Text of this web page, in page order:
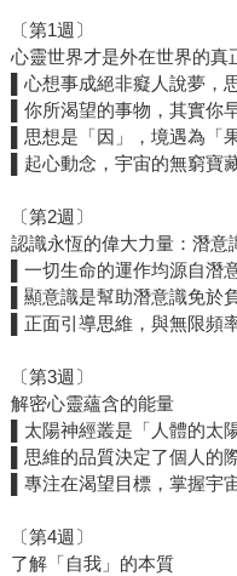
〔第1週〕
心靈世界才是外在世界的真
▌心想事成絕非癡人說夢，
▌你所渴望的事物，其實你
▌思想是「因」，境遇為「
▌起心動念，宇宙的無窮寶
〔第2週〕
認識永恆的偉大力量：潛意
▌一切生命的運作均源自潛
▌顯意識是幫助潛意識免於
▌正面引導思維，與無限頻
〔第3週〕
解密心靈蘊含的能量
▌太陽神經叢是「人體的太
▌思維的品質決定了個人的
▌專注在渴望目標，掌握宇
〔第4週〕
了解「自我」的本質